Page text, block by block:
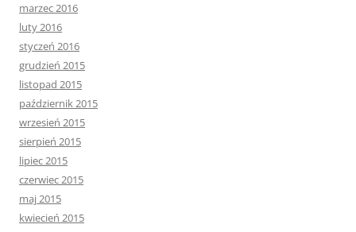
marzec 2016
luty 2016
styczeń 2016
grudzień 2015
listopad 2015
październik 2015
wrzesień 2015
sierpień 2015
lipiec 2015
czerwiec 2015
maj 2015
kwiecień 2015